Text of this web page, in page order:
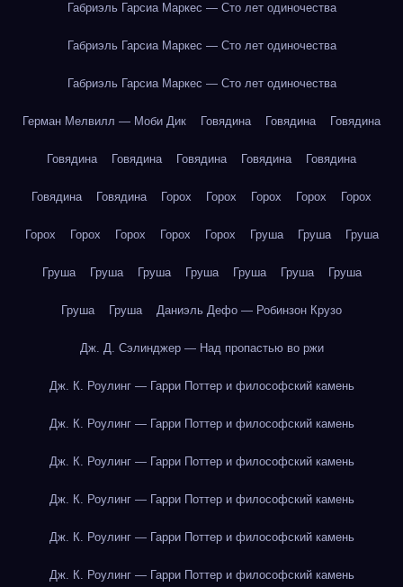
Габриэль Гарсиа Маркес — Сто лет одиночества
Габриэль Гарсиа Маркес — Сто лет одиночества
Габриэль Гарсиа Маркес — Сто лет одиночества
Герман Мелвилл — Моби Дик Говядина Говядина Говядина
Говядина Говядина Говядина Говядина Говядина
Говядина Говядина Горох Горох Горох Горох Горох
Горох Горох Горох Горох Горох Груша Груша Груша
Груша Груша Груша Груша Груша Груша Груша
Груша Груша Даниэль Дефо — Робинзон Крузо
Дж. Д. Сэлинджер — Над пропастью во ржи
Дж. К. Роулинг — Гарри Поттер и философский камень
Дж. К. Роулинг — Гарри Поттер и философский камень
Дж. К. Роулинг — Гарри Поттер и философский камень
Дж. К. Роулинг — Гарри Поттер и философский камень
Дж. К. Роулинг — Гарри Поттер и философский камень
Дж. К. Роулинг — Гарри Поттер и философский камень